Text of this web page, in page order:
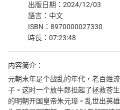
出版日期：2024/12/03
語言：中文
ISBN：8970000027330
時長：07:23:48
内容简介：
元朝末年是个战乱的年代，老百姓
子。这时一个放牛郎担起了拯救苍
的明朝开国皇帝朱元璋。乱世出英